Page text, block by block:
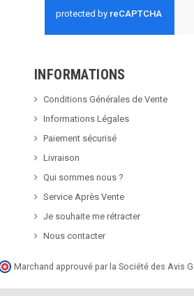
INFORMATIONS
Conditions Générales de Vente
Informations Légales
Paiement sécurisé
Livraison
Qui sommes nous ?
Service Après Vente
Je souhaite me rétracter
Nous contacter
Marchand approuvé par la Société des Avis